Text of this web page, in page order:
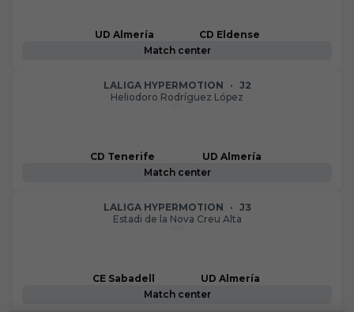
UD Almería
CD Eldense
Match center
LALIGA HYPERMOTION · J2
Heliodoro Rodríguez López
CD Tenerife
UD Almería
Match center
LALIGA HYPERMOTION · J3
Estadi de la Nova Creu Alta
CE Sabadell
UD Almería
Match center